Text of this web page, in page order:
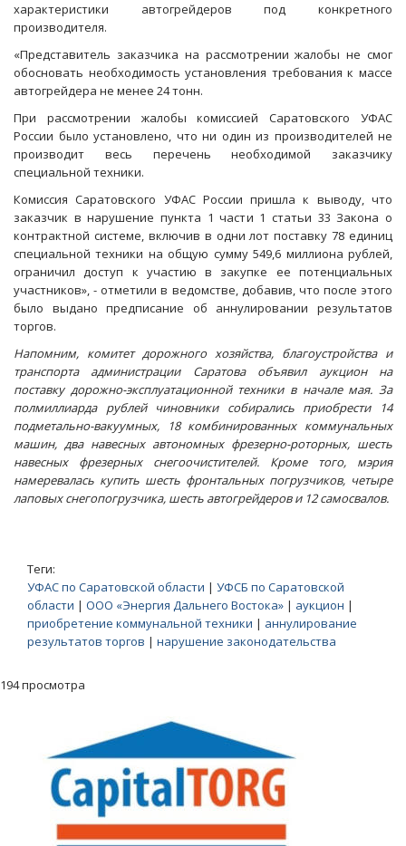
характеристики автогрейдеров под конкретного
производителя.
«Представитель заказчика на рассмотрении жалобы не смог
обосновать необходимость установления требования к массе
автогрейдера не менее 24 тонн.
При рассмотрении жалобы комиссией Саратовского УФАС
России было установлено, что ни один из производителей не
производит весь перечень необходимой заказчику
специальной техники.
Комиссия Саратовского УФАС России пришла к выводу, что
заказчик в нарушение пункта 1 части 1 статьи 33 Закона о
контрактной системе, включив в одни лот поставку 78 единиц
специальной техники на общую сумму 549,6 миллиона рублей,
ограничил доступ к участию в закупке ее потенциальных
участников», - отметили в ведомстве, добавив, что после этого
было выдано предписание об аннулировании результатов
торгов.
Напомним, комитет дорожного хозяйства, благоустройства и
транспорта администрации Саратова объявил аукцион на
поставку дорожно-эксплуатационной техники в начале мая. За
полмиллиарда рублей чиновники собирались приобрести 14
подметально-вакуумных, 18 комбинированных коммунальных
машин, два навесных автономных фрезерно-роторных, шесть
навесных фрезерных снегоочистителей. Кроме того, мэрия
намеревалась купить шесть фронтальных погрузчиков, четыре
лаповых снегопогрузчика, шесть автогрейдеров и 12 самосвалов.
Теги:
УФАС по Саратовской области | УФСБ по Саратовской
области | ООО «Энергия Дальнего Востока» | аукцион |
приобретение коммунальной техники | аннулирование
результатов торгов | нарушение законодательства
194 просмотра